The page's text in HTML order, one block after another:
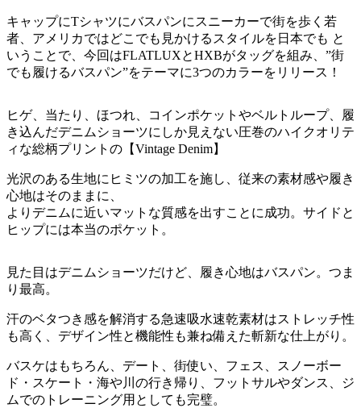
キャップにTシャツにバスパンにスニーカーで街を歩く若
者、アメリカではどこでも見かけるスタイルを日本でも と
いうことで、今回はFLATLUXとHXBがタッグを組み、”街
でも履けるバスパン”をテーマに3つのカラーをリリース！
ヒゲ、当たり、ほつれ、コインポケットやベルトループ、履
き込んだデニムショーツにしか見えない圧巻のハイクオリテ
ィな総柄プリントの【Vintage Denim】
光沢のある生地にヒミツの加工を施し、従来の素材感や履き
心地はそのままに、
よりデニムに近いマットな質感を出すことに成功。サイドと
ヒップには本当のポケット。
見た目はデニムショーツだけど、履き心地はバスパン。つま
り最高。
汗のベタつき感を解消する急速吸水速乾素材はストレッチ性
も高く、デザイン性と機能性も兼ね備えた斬新な仕上がり。
バスケはもちろん、デート、街使い、フェス、スノーボー
ド・スケート・海や川の行き帰り、フットサルやダンス、ジ
ムでのトレーニング用としても完璧。